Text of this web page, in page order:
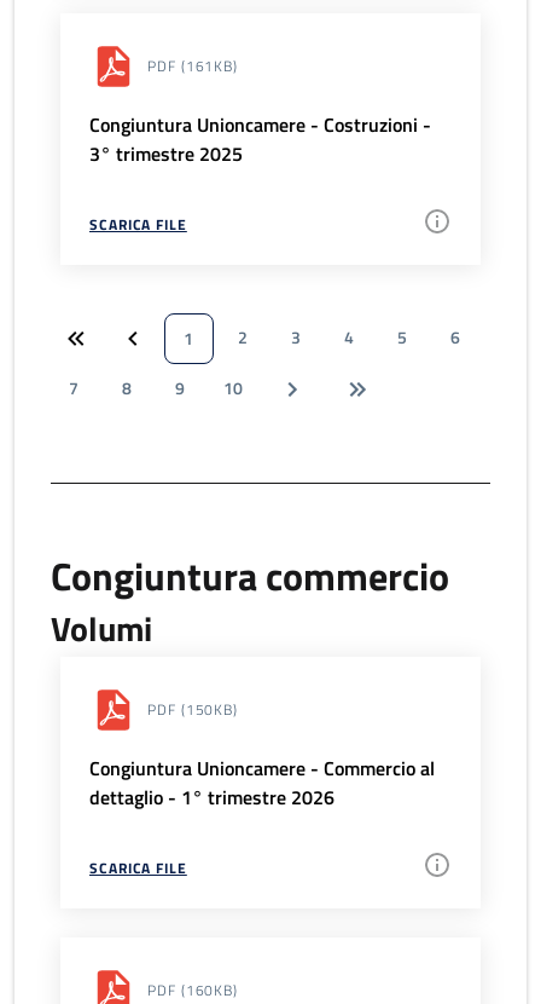
PDF (161KB)
Congiuntura Unioncamere - Costruzioni -
3° trimestre 2025
SCARICA FILE
1 2 3 4 5
6
7
8 9 10
Congiuntura commercio
Volumi
PDF (150KB)
Congiuntura Unioncamere - Commercio al
dettaglio - 1° trimestre 2026
SCARICA FILE
PDF (160KB)